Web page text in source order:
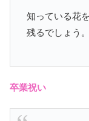
知っている花
残るでしょう。
卒業祝い